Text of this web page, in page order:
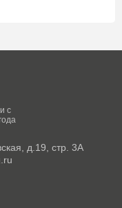
с
д.19, стр. 3А